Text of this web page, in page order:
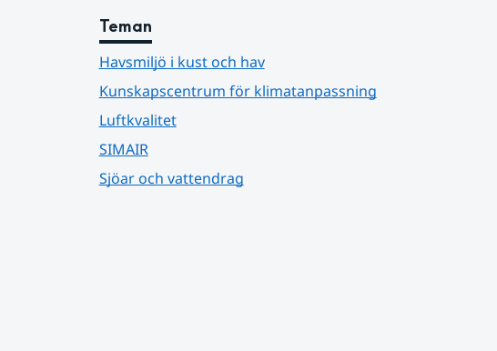
Teman
Havsmiljö i kust och hav
Kunskapscentrum för klimatanpassning
Luftkvalitet
SIMAIR
Sjöar och vattendrag